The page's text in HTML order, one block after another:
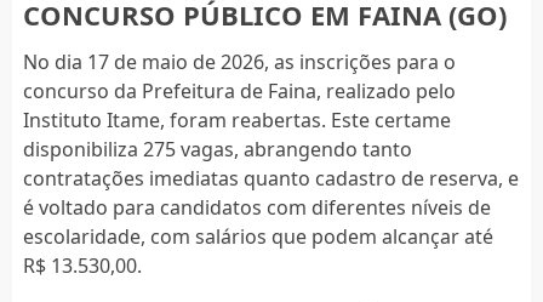
CONCURSO PÚBLICO EM FAINA (GO)
No dia 17 de maio de 2026, as inscrições para o
concurso da Prefeitura de Faina, realizado pelo
Instituto Itame, foram reabertas. Este certame
disponibiliza 275 vagas, abrangendo tanto
contratações imediatas quanto cadastro de reserva, e
é voltado para candidatos com diferentes níveis de
escolaridade, com salários que podem alcançar até
R$ 13.530,00.